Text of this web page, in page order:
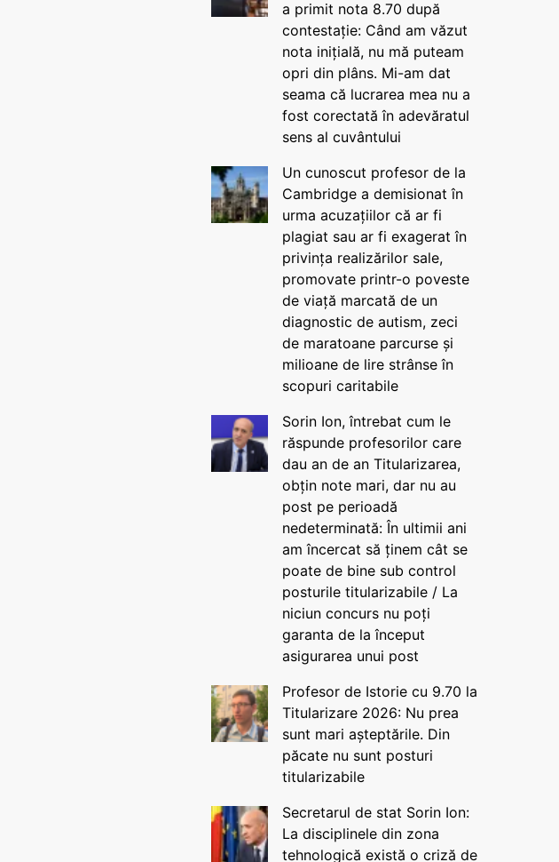
a primit nota 8.70 după
contestație: Când am văzut
nota inițială, nu mă puteam
opri din plâns. Mi-am dat
seama că lucrarea mea nu a
fost corectată în adevăratul
sens al cuvântului
Un cunoscut profesor de la
Cambridge a demisionat în
urma acuzațiilor că ar fi
plagiat sau ar fi exagerat în
privința realizărilor sale,
promovate printr-o poveste
de viață marcată de un
diagnostic de autism, zeci
de maratoane parcurse și
milioane de lire strânse în
scopuri caritabile
Sorin Ion, întrebat cum le
răspunde profesorilor care
dau an de an Titularizarea,
obțin note mari, dar nu au
post pe perioadă
nedeterminată: În ultimii ani
am încercat să ținem cât se
poate de bine sub control
posturile titularizabile / La
niciun concurs nu poți
garanta de la început
asigurarea unui post
Profesor de Istorie cu 9.70 la
Titularizare 2026: Nu prea
sunt mari așteptările. Din
păcate nu sunt posturi
titularizabile
Secretarul de stat Sorin Ion:
La disciplinele din zona
tehnologică există o criză de